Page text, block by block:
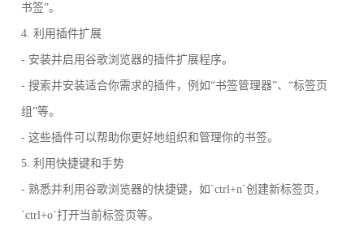
书签”。
4. 利用插件扩展
- 安装并启用谷歌浏览器的插件扩展程序。
- 搜索并安装适合你需求的插件，例如“书签管理器”、“标签页
组”等。
- 这些插件可以帮助你更好地组织和管理你的书签。
5. 利用快捷键和手势
- 熟悉并利用谷歌浏览器的快捷键，如`ctrl+n`创建新标签页，
`ctrl+o`打开当前标签页等。